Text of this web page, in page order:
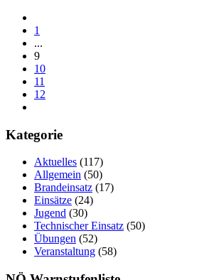
1
...
9
10
11
12
Kategorie
Aktuelles (117)
Allgemein (50)
Brandeinsatz (17)
Einsätze (24)
Jugend (30)
Technischer Einsatz (50)
Übungen (52)
Veranstaltung (58)